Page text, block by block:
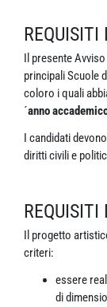
REQUISITI
Il presente
principali Scuole
coloro i quali
´anno
I candidati
diritti civili e
REQUISITI
Il progetto
criteri:
essere
di